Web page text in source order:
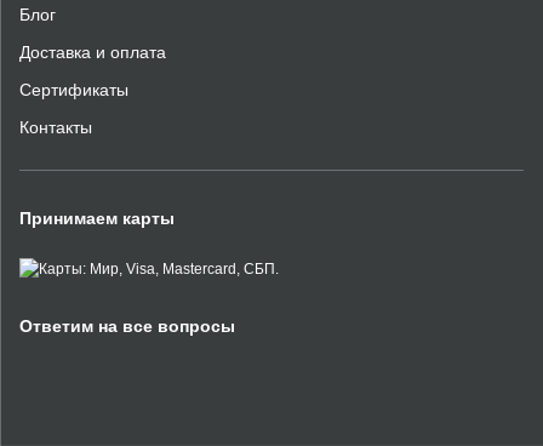
Блог
Доставка и оплата
Сертификаты
Контакты
Принимаем карты
Ответим на все вопросы